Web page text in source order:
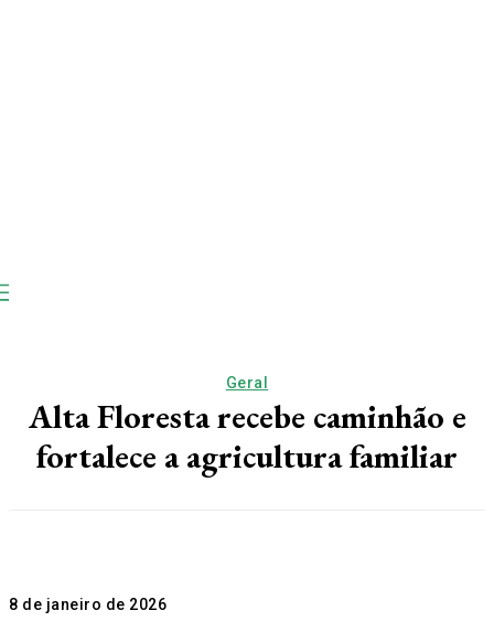
Geral
Alta Floresta recebe caminhão e
fortalece a agricultura familiar
8 de janeiro de 2026